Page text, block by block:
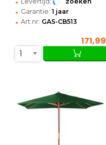
• Garantie: 1 jaar
• Art.nr: GAS-CB513
171,99
1